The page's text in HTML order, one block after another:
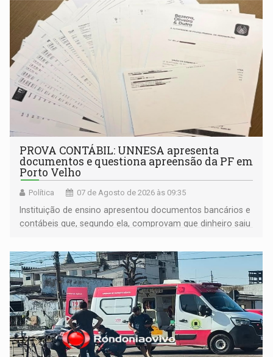
PROVA CONTÁBIL: UNNESA apresenta
documentos e questiona apreensão da PF em
Porto Velho
Política 07 de Agosto de 2026 às 09:35
Instituição de ensino apresentou documentos bancários e
contábeis que, segundo ela, comprovam que dinheiro saiu
apreendido quando já estava dentro da sede da entidade
— em pleno ano eleitoral em Rondônia